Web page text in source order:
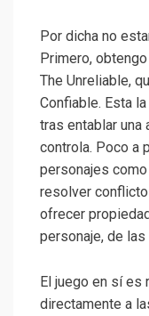
Por dicha no
Primero,
The Unreliable,
Confiable. Esta
tras entablar una
controla. Poco a
personajes
resolver
ofrecer
personaje, de
El juego en sí es
directamente a